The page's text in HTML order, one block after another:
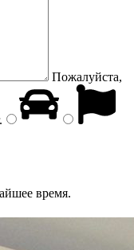
Пожалуйста,
.
время.